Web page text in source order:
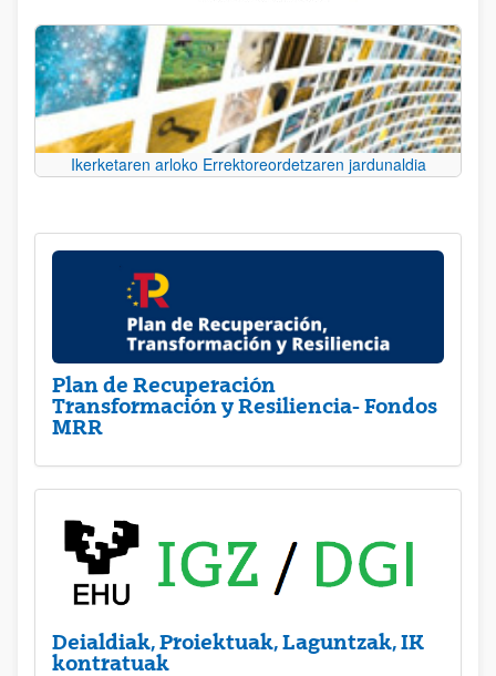
Ikerketaren arloko Errektoreordetzaren jardunaldia
Plan de Recuperación
Transformación y Resiliencia- Fondos
MRR
Deialdiak, Proiektuak, Laguntzak, IK
kontratuak